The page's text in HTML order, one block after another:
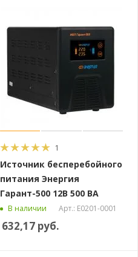
1
Источник бесперебойного
питания Энергия
Гарант-500 12В 500 ВА
В наличии Арт.: Е0201-0001
632,17 руб.